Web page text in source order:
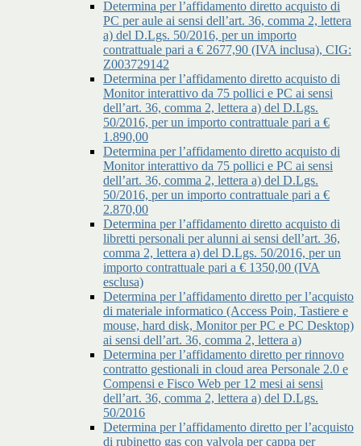
Determina per l’affidamento diretto acquisto di
PC per aule ai sensi dell’art. 36, comma 2, lettera
a) del D.Lgs. 50/2016, per un importo
contrattuale pari a € 2677,90 (IVA inclusa), CIG:
Z003729142
Determina per l’affidamento diretto acquisto di
Monitor interattivo da 75 pollici e PC ai sensi
dell’art. 36, comma 2, lettera a) del D.Lgs.
50/2016, per un importo contrattuale pari a €
1.890,00
Determina per l’affidamento diretto acquisto di
Monitor interattivo da 75 pollici e PC ai sensi
dell’art. 36, comma 2, lettera a) del D.Lgs.
50/2016, per un importo contrattuale pari a €
2.870,00
Determina per l’affidamento diretto acquisto di
libretti personali per alunni ai sensi dell’art. 36,
comma 2, lettera a) del D.Lgs. 50/2016, per un
importo contrattuale pari a € 1350,00 (IVA
esclusa)
Determina per l’affidamento diretto per l’acquisto
di materiale informatico (Access Poin, Tastiere e
mouse, hard disk, Monitor per PC e PC Desktop)
ai sensi dell’art. 36, comma 2, lettera a)
Determina per l’affidamento diretto per rinnovo
contratto gestionali in cloud area Personale 2.0 e
Compensi e Fisco Web per 12 mesi ai sensi
dell’art. 36, comma 2, lettera a) del D.Lgs.
50/2016
Determina per l’affidamento diretto per l’acquisto
di rubinetto gas con valvola per cappa per